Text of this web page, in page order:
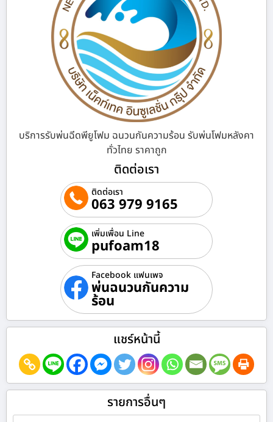
บริการรับพ่นฉีดพียูโฟม ฉนวนกันความร้อน รับพ่นโฟมหลังคา
ทั่วไทย ราคาถูก
ติดต่อเรา
ติดต่อเรา
063 979 9165
เพิ่มเพื่อน Line
pufoam18
Facebook แฟนเพจ
พ่นฉนวนกันความ
ร้อน
แชร์หน้านี้
รายการอื่นๆ